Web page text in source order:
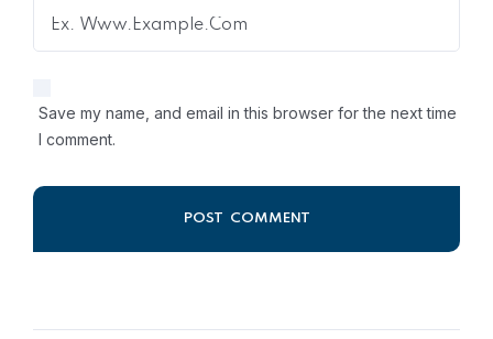
Save my name, and email in this browser for the next time
I comment.